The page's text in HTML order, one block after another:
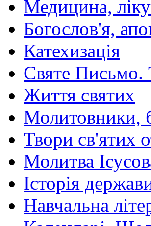
Медицина,
Богослов'я,
Катехизація
Святе Письмо.
Життя святих
Молитовники,
Твори св'ятих
Молитва
Історія
Навчальна